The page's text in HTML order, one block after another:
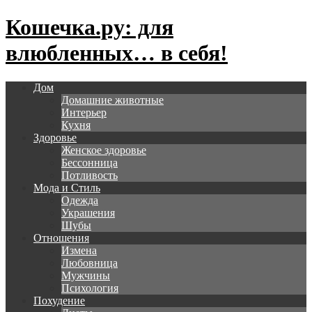
Кошечка.ру: для
влюбленных… в себя!
Дом
Домашние животные
Интерьер
Кухня
Здоровье
Женское здоровье
Бессонница
Потливость
Мода и Стиль
Одежда
Украшения
Шубы
Отношения
Измена
Любовница
Мужчины
Психология
Похудение